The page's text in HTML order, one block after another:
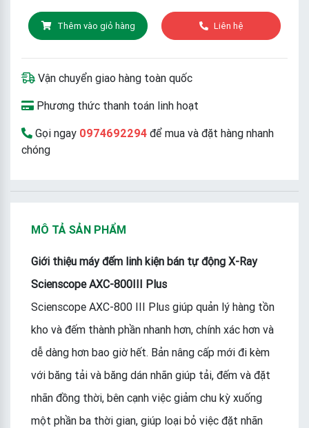
Thêm vào giỏ hàng Liên hệ
Vận chuyển giao hàng toàn quốc
Phương thức thanh toán linh hoạt
Gọi ngay 0974692294 để mua và đặt hàng nhanh
chóng
MÔ TẢ SẢN PHẨM
Giới thiệu máy đếm linh kiện bán tự động X-Ray
Scienscope AXC-800III Plus
Scienscope AXC-800 III Plus giúp quản lý hàng tồn
kho và đếm thành phần nhanh hơn, chính xác hơn và
dễ dàng hơn bao giờ hết. Bản nâng cấp mới đi kèm
với băng tải và băng dán nhãn giúp tải, đếm và đặt
nhãn đồng thời, bên cạnh việc giảm chu kỳ xuống
một phần ba thời gian, giúp loại bỏ việc đặt nhãn